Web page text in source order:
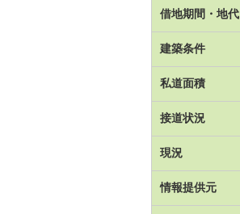
借地期間・地代
建築条件
私道面積
接道状況
現況
情報提供元